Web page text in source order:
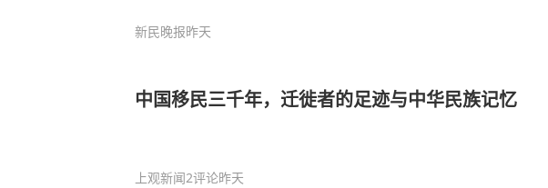
新民晚报昨天
中国移民三千年，迁徙者的足迹与中华民族记忆
上观新闻2评论昨天